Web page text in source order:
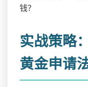
钱？
实战策略
黄金申请